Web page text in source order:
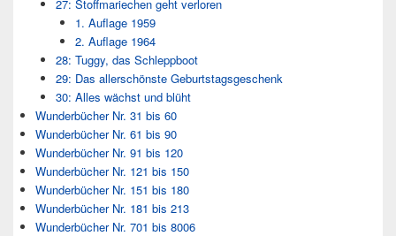
27: Stoffmariechen geht verloren
1. Auflage 1959
2. Auflage 1964
28: Tuggy, das Schleppboot
29: Das allerschönste Geburtstagsgeschenk
30: Alles wächst und blüht
Wunderbücher Nr. 31 bis 60
Wunderbücher Nr. 61 bis 90
Wunderbücher Nr. 91 bis 120
Wunderbücher Nr. 121 bis 150
Wunderbücher Nr. 151 bis 180
Wunderbücher Nr. 181 bis 213
Wunderbücher Nr. 701 bis 8006